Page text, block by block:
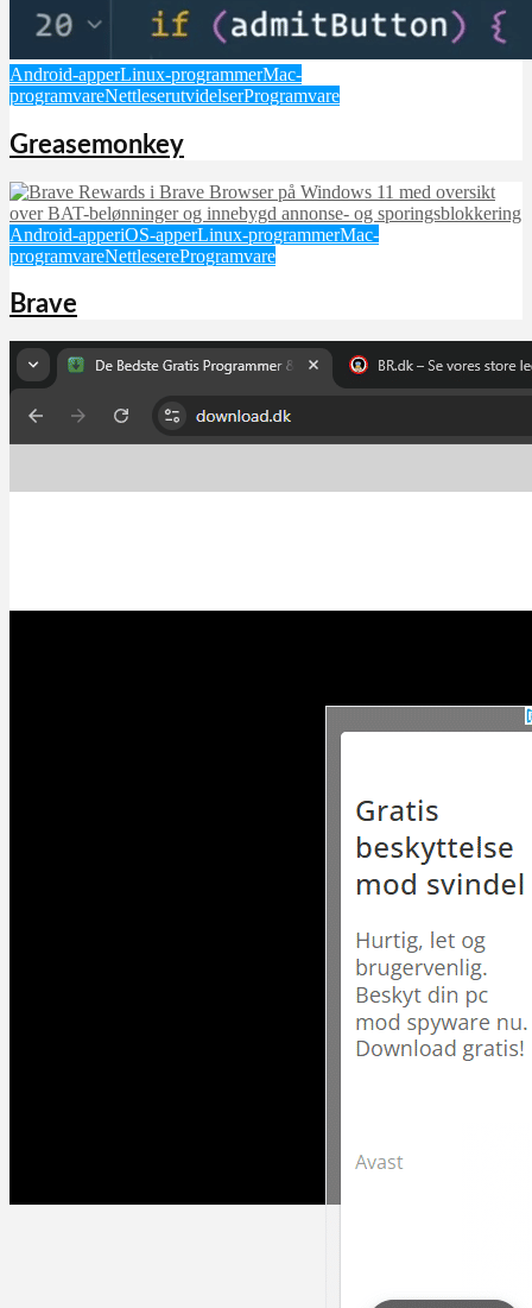
Android-apperLinux-programmerMac-
programvareNettleserutvidelserProgramvare
Greasemonkey
Android-apperiOS-apperLinux-programmerMac-
programvareNettlesereProgramvare
Brave